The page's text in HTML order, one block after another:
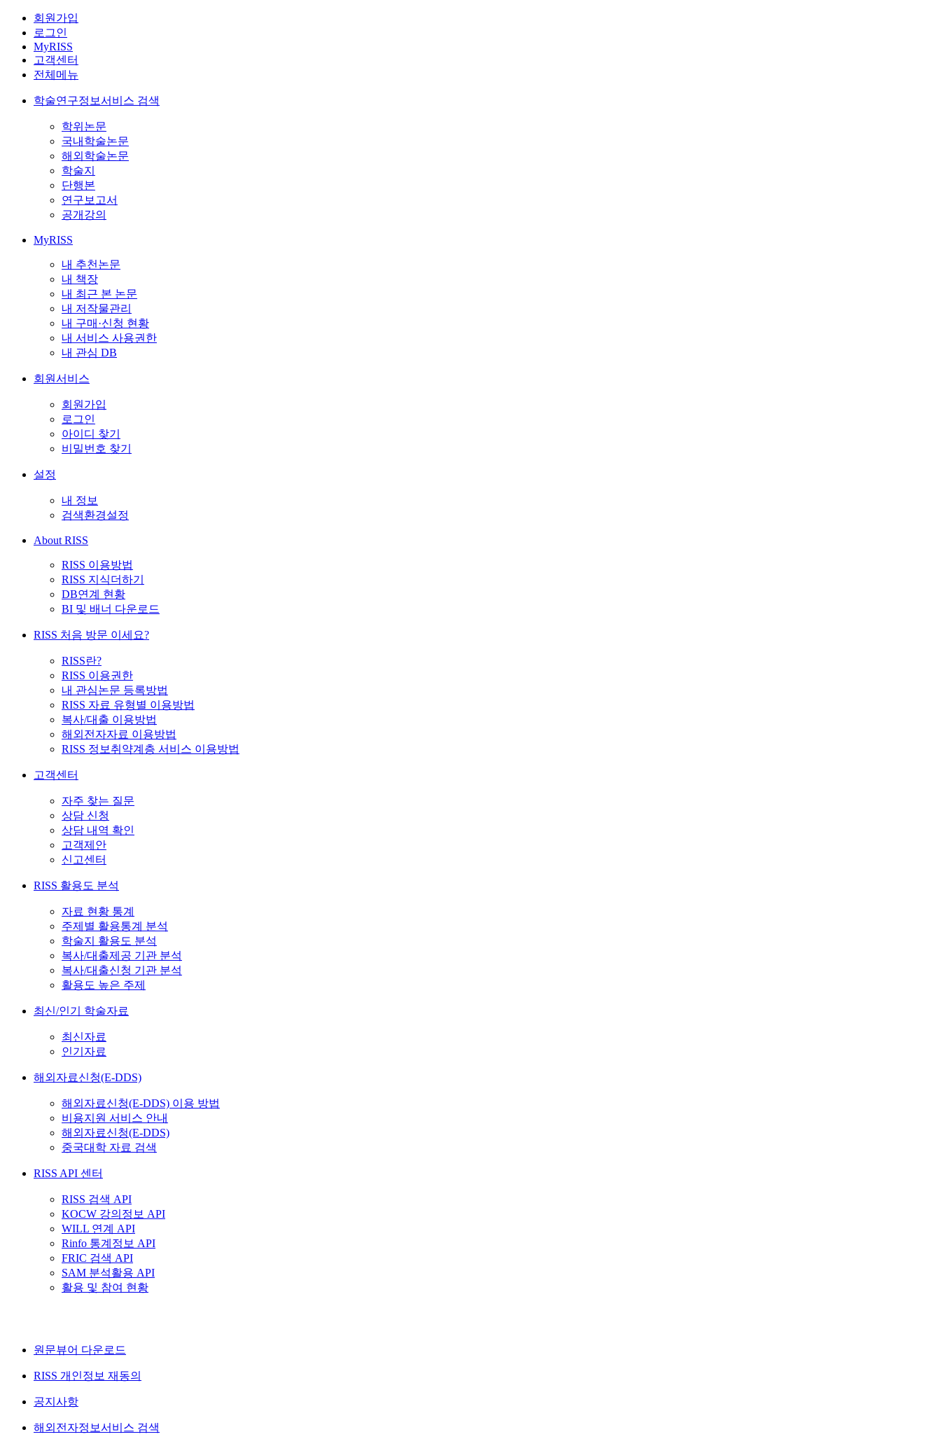
회원가입
로그인
MyRISS
고객센터
전체메뉴
학술연구정보서비스 검색
학위논문
국내학술논문
해외학술논문
학술지
단행본
연구보고서
공개강의
MyRISS
내 추천논문
내 책장
내 최근 본 논문
내 저작물관리
내 구매·신청 현황
내 서비스 사용권한
내 관심 DB
회원서비스
회원가입
로그인
아이디 찾기
비밀번호 찾기
설정
내 정보
검색환경설정
About RISS
RISS 이용방법
RISS 지식더하기
DB연계 현황
BI 및 배너 다운로드
RISS 처음 방문 이세요?
RISS란?
RISS 이용권한
내 관심논문 등록방법
RISS 자료 유형별 이용방법
복사/대출 이용방법
해외전자자료 이용방법
RISS 정보취약계층 서비스 이용방법
고객센터
자주 찾는 질문
상담 신청
상담 내역 확인
고객제안
신고센터
RISS 활용도 분석
자료 현황 통계
주제별 활용통계 분석
학술지 활용도 분석
복사/대출제공 기관 분석
복사/대출신청 기관 분석
활용도 높은 주제
최신/인기 학술자료
최신자료
인기자료
해외자료신청(E-DDS)
해외자료신청(E-DDS) 이용 방법
비용지원 서비스 안내
해외자료신청(E-DDS)
중국대학 자료 검색
RISS API 센터
RISS 검색 API
KOCW 강의정보 API
WILL 연계 API
Rinfo 통계정보 API
FRIC 검색 API
SAM 분석활용 API
활용 및 참여 현황
원문뷰어 다운로드
RISS 개인정보 재동의
공지사항
해외전자정보서비스 검색